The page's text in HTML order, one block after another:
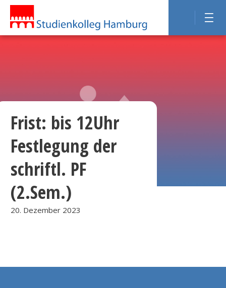
Frist: bis 12Uhr
Festlegung der
schriftl. PF
(2.Sem.)
20. Dezember 2023